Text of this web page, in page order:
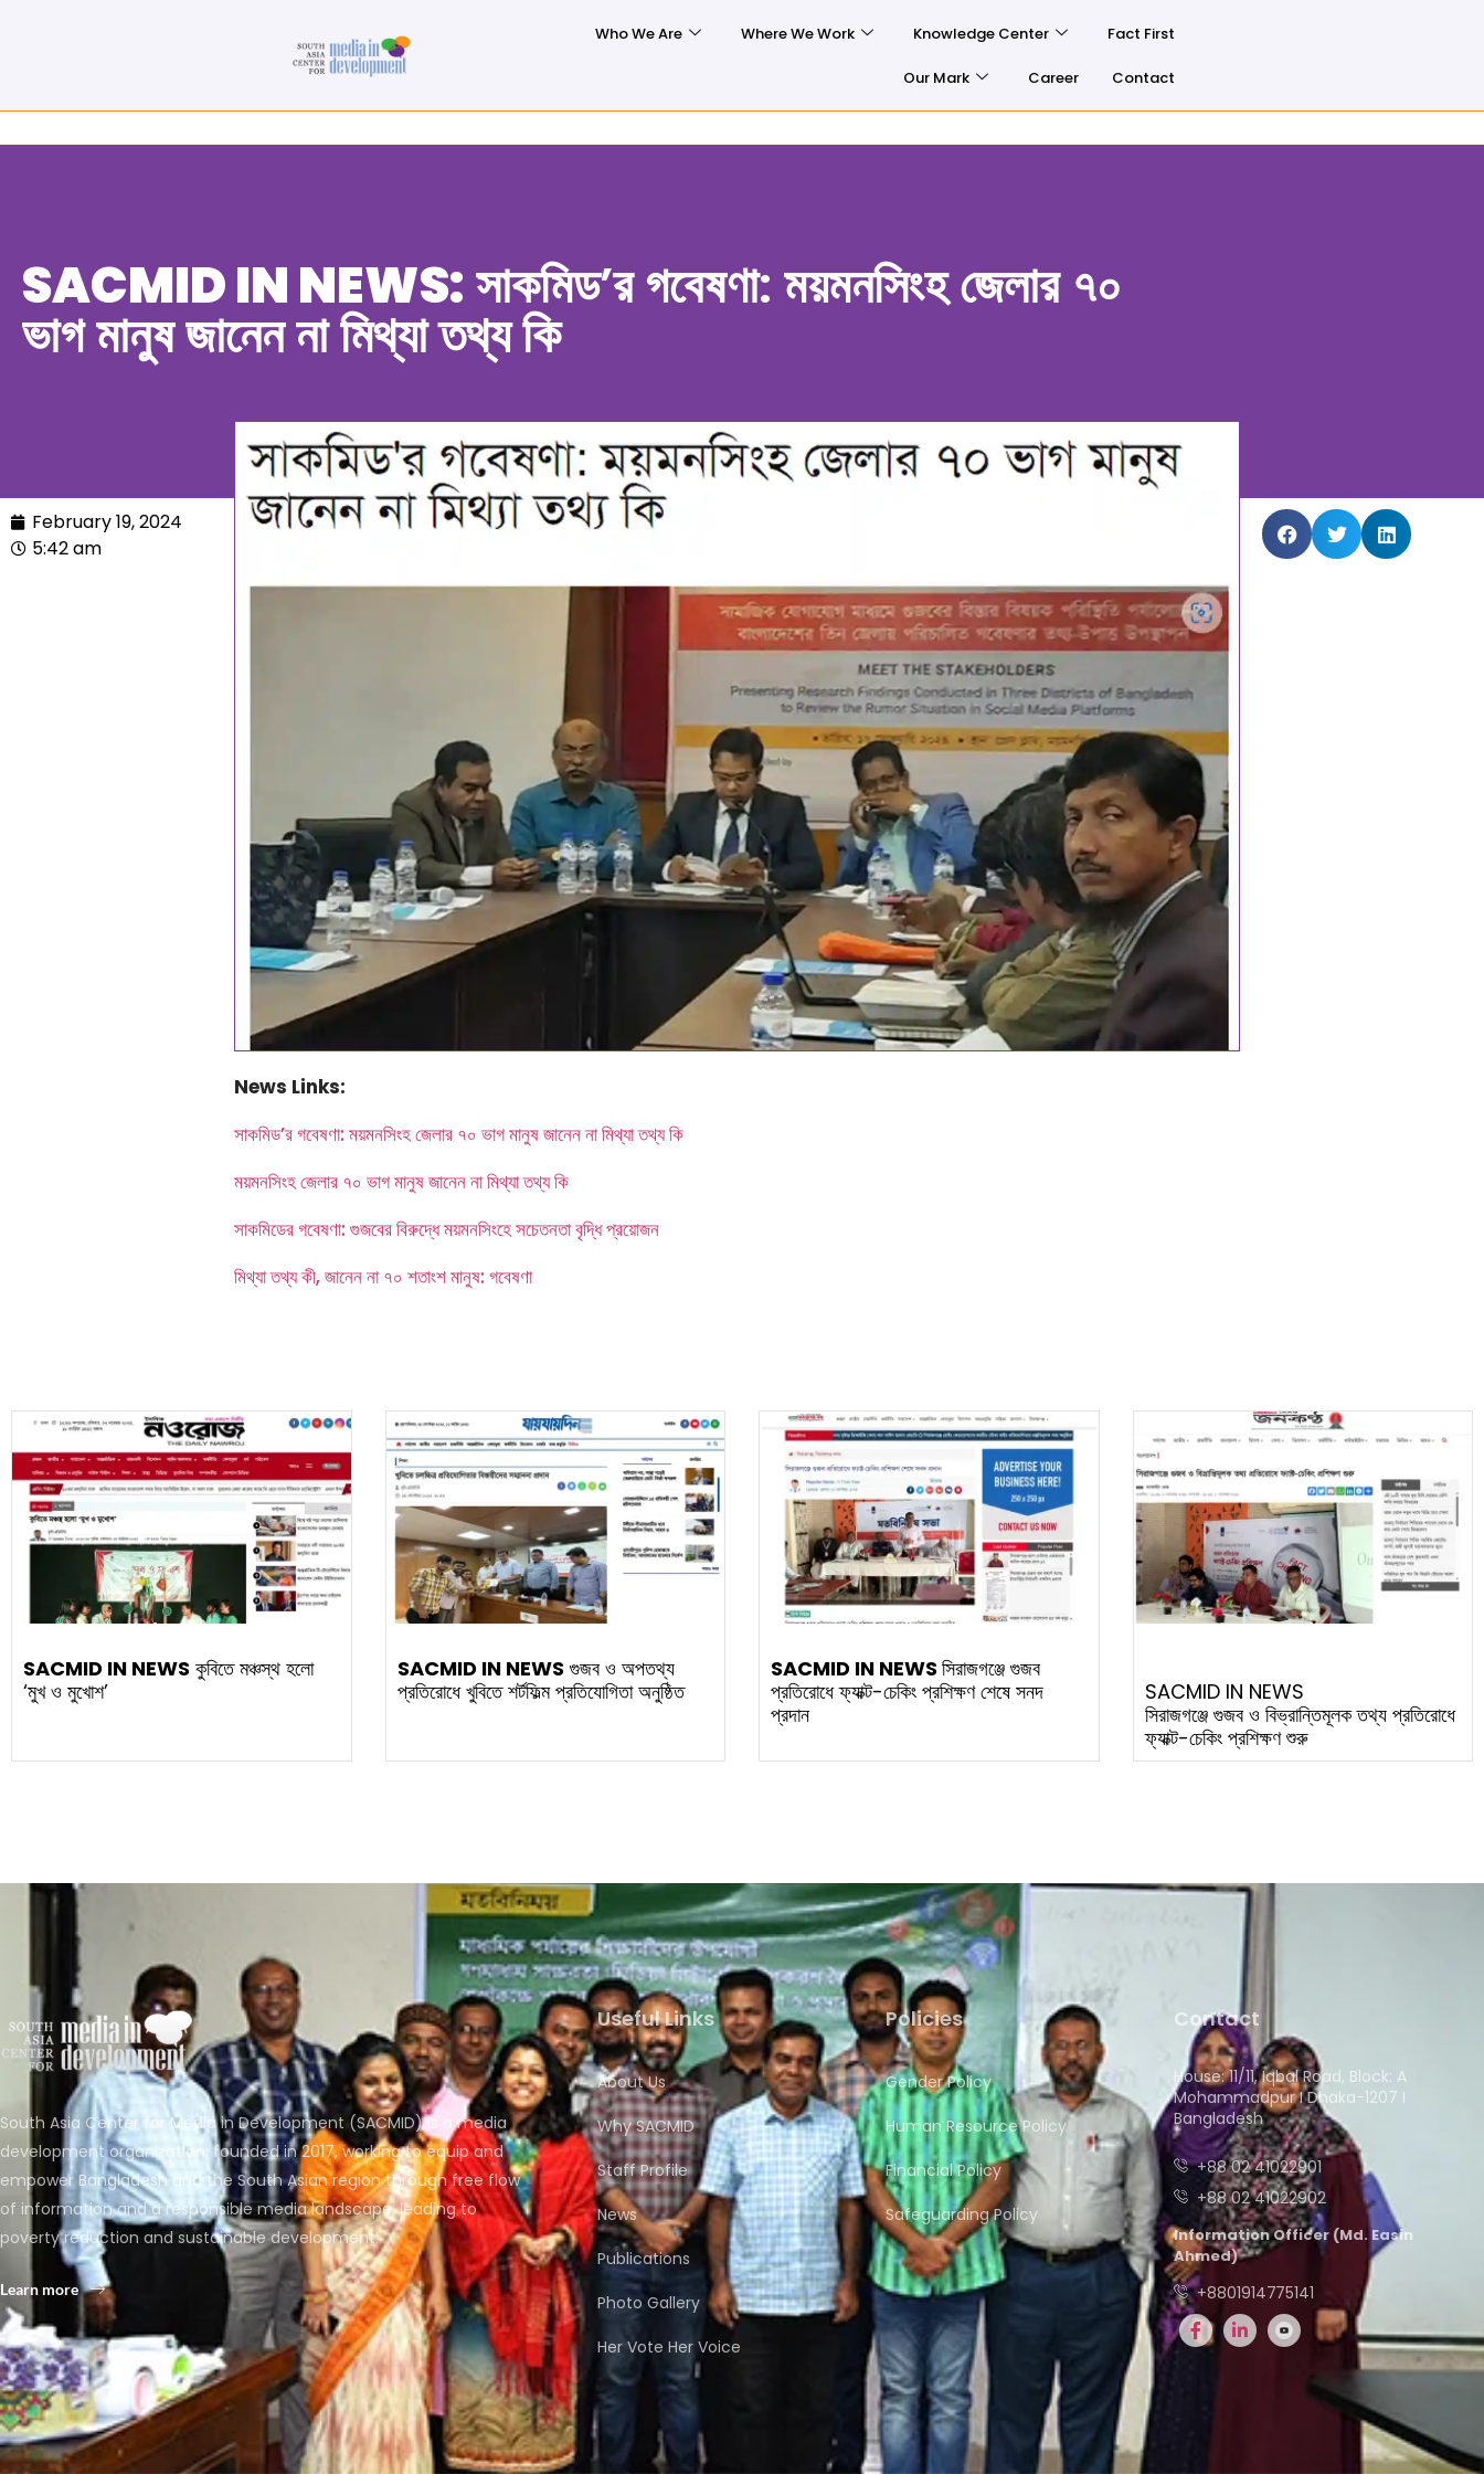
Who We Are Where We Work Knowledge Center Fact First
Our Mark Career Contact
SACMID IN NEWS:সাকমিড’র গবেষণা: ময়মনসিংহ জেলার ৭০
ভাগ মানুষ জানেন না মিথ্যা তথ্য কি
February 19, 2024
5:42 am
News Links:
সাকমিড’র গবেষণা: ময়মনসিংহ জেলার ৭০ ভাগ মানুষ জানেন না মিথ্যা তথ্য কি
ময়মনসিংহ জেলার ৭০ ভাগ মানুষ জানেন না মিথ্যা তথ্য কি
সাকমিডের গবেষণা: গুজবের বিরুদ্ধে ময়মনসিংহে সচেতনতা বৃদ্ধি প্রয়োজন
মিথ্যা তথ্য কী, জানেন না ৭০ শতাংশ মানুষ: গবেষণা
SACMID IN NEWS কুবিতে মঞ্চস্থ হলো
‘মুখ ও মুখোশ’
SACMID IN NEWS গুজব ও অপতথ্য
প্রতিরোধে খুবিতে শর্টফিল্ম প্রতিযোগিতা অনুষ্ঠিত
SACMID IN NEWS সিরাজগঞ্জে গুজব
প্রতিরোধে ফ্যাক্ট-চেকিং প্রশিক্ষণ শেষে সনদ
প্রদান
SACMID IN NEWS
সিরাজগঞ্জে গুজব ও বিভ্রান্তিমূলক তথ্য প্রতিরোধে
ফ্যাক্ট-চেকিং প্রশিক্ষণ শুরু
South Asia Center for Media in Development (SACMID) is a media
development organization, founded in 2017, working to equip and
empower Bangladesh and the South Asian region through free flow
of information and a responsible media landscape, leading to
poverty reduction and sustainable development.
Learn more
Useful Links
About Us
Why SACMID
Staff Profile
News
Publications
Photo Gallery
Her Vote Her Voice
Policies
Gender Policy
Human Resource Policy
Financial Policy
Safeguarding Policy
Contact
House: 11/11, Iqbal Road, Block: A
Mohammadpur I Dhaka-1207 I
Bangladesh
+88 02 41022901
+88 02 41022902
Information Officer (Md. Easin
Ahmed)
+8801914775141